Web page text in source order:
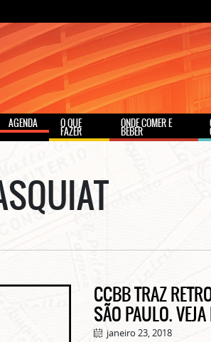
AGENDA O QUE
FAZER
ONDE COMER E
BEBER
CCBB TRAZ
SÃO PAULO.
janeiro 23, 2018